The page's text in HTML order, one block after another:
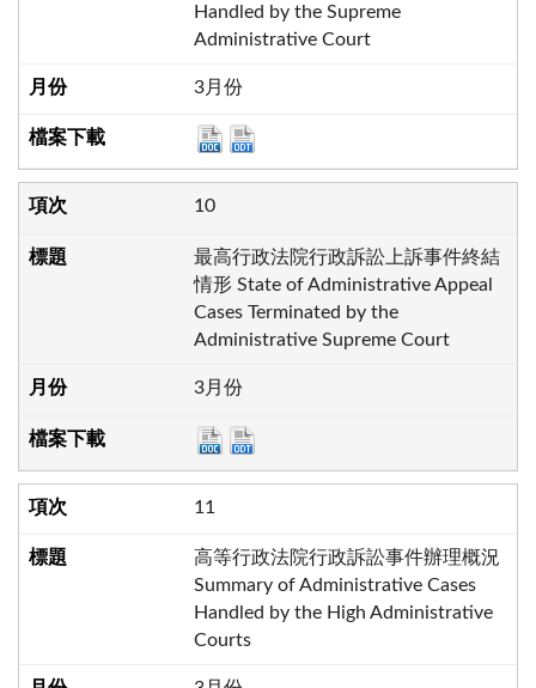
Handled by the Supreme
Administrative Court
3月份
10
最高行政法院行政訴訟上訴事件終結
情形 State of Administrative Appeal
Cases Terminated by the
Administrative Supreme Court
3月份
11
高等行政法院行政訴訟事件辦理概況
Summary of Administrative Cases
Handled by the High Administrative
Courts